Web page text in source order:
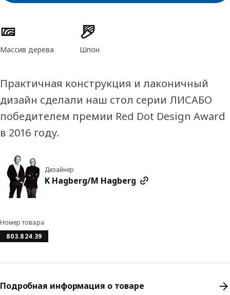
Характеристики товара
Массив дерева Шпон
Практичная конструкция и лаконичный
дизайн сделали наш стол серии ЛИСАБО
победителем премии Red Dot Design Award
в 2016 году.
Дизайнер
K Hagberg/M Hagberg
Номер товара
803.824.39
Подробная информация о товаре